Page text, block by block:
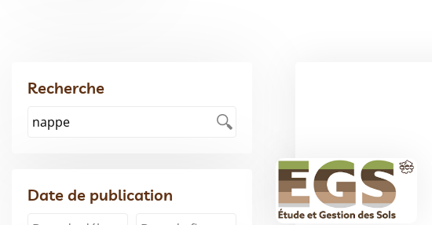
Recherche
Date de publication